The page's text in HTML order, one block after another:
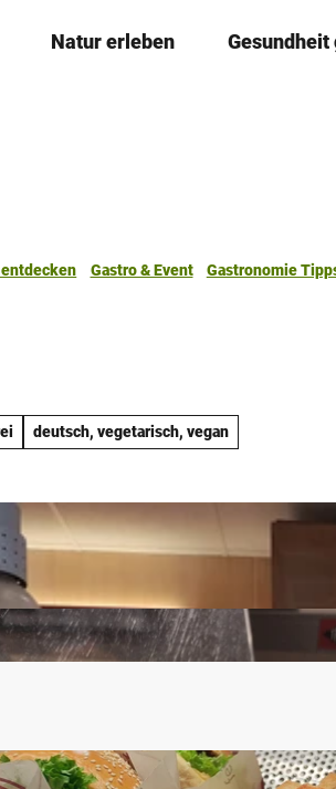
Natur erleben
Gastro & Event
Gastronomie
deutsch, vegetarisch, vegan